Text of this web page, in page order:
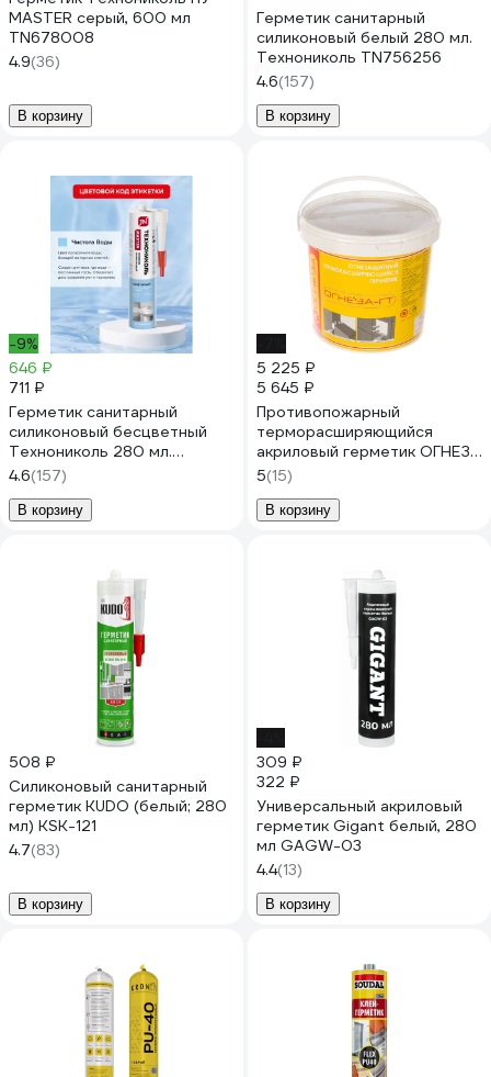
MASTER серый, 600 мл
TN678008
4.9(36)
В корзину
Герметик санитарный
силиконовый белый 280 мл.
Технониколь TN756256
4.6(157)
В корзину
-9%
646 ₽
711 ₽
Герметик санитарный
силиконовый бесцветный
Технониколь 280 мл.
TN756257
4.6(157)
В корзину
5 225 ₽
5 645 ₽
Противопожарный
терморасширяющийся
акриловый герметик ОГНЕЗА
ГТ, 3 кг 105039
5(15)
В корзину
508 ₽
Силиконовый санитарный
герметик KUDO (белый; 280
мл) KSK-121
4.7(83)
В корзину
309 ₽
322 ₽
Универсальный акриловый
герметик Gigant белый, 280
мл GAGW-03
4.4(13)
В корзину